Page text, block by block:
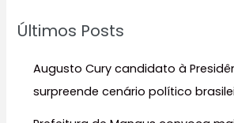
iÚltimos Posts
Augusto Cury candidato à
surpreende cenário político